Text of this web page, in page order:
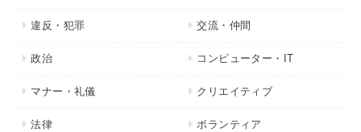
違反・犯罪 交流・仲間
政治 コンピューター・IT
マナー・礼儀 クリエイティブ
法律 ボランティア